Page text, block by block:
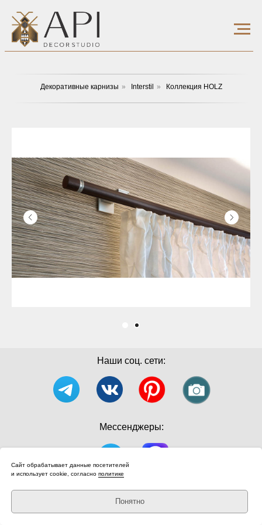
Декоративные карнизы » Interstil » Коллекция HOLZ
Сайт обрабатывает данные посетителей
и использует cookie, согласно политике
Понятно
Наши соц. сети:
Мессенджеры: